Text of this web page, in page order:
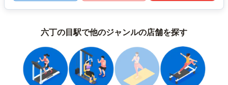
六丁の目駅で他のジャンルの店舗を探す